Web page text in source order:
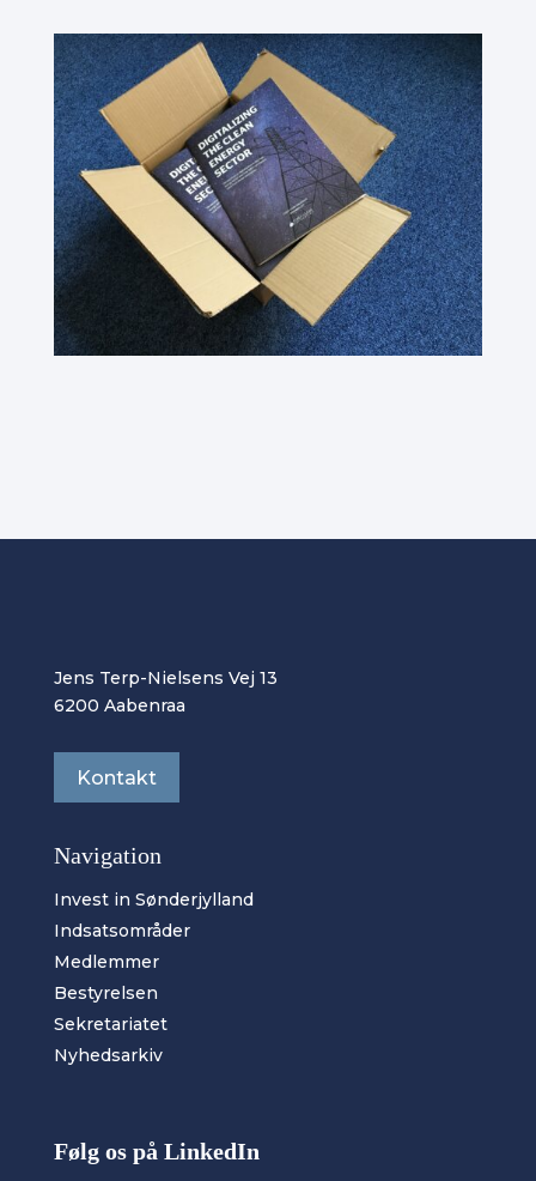
Jens Terp-Nielsens Vej 13
6200 Aabenraa
Kontakt
Navigation
Invest in Sønderjylland
Indsatsområder
Medlemmer
Bestyrelsen
Sekretariatet
Nyhedsarkiv
Følg os på LinkedIn